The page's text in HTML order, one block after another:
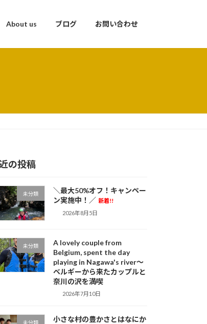
About us ブログ お問い合わせ
の投稿
未分類
＼最大50%オフ！キャンペー
ン実施中！／ 新着!!
2026年8月5日
未分類
A lovely couple from
Belgium, spent the day
playing in Nagawa's river～
ベルギーから来たカップルと
奈川の沢を満喫
2026年7月10日
未分類
小さな村の豊かさとはなにか